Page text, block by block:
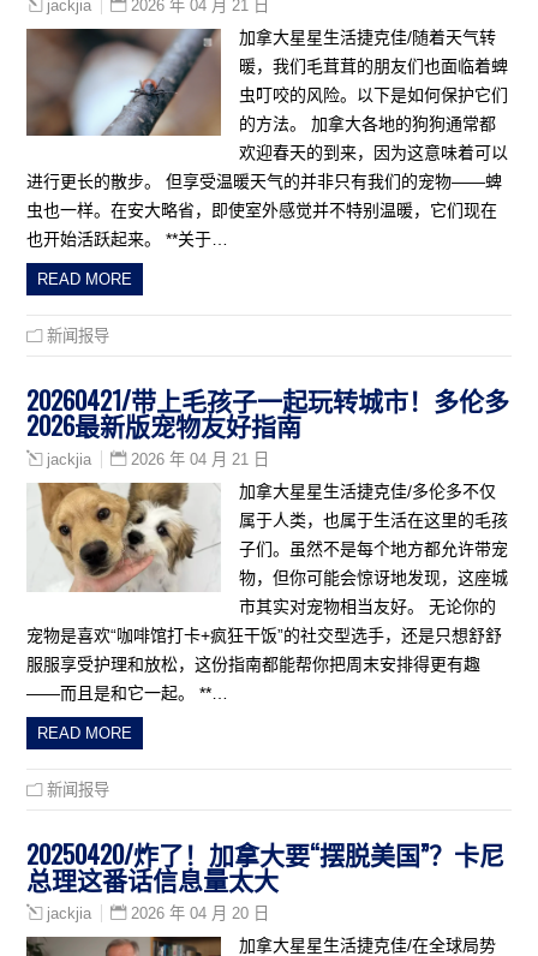
jackjia 2026 年 04 月 21 日
加拿大星星生活捷克佳/随着天气转
暖，我们毛茸茸的朋友们也面临着蜱
虫叮咬的风险。以下是如何保护它们
的方法。 加拿大各地的狗狗通常都
欢迎春天的到来，因为这意味着可以
进行更长的散步。 但享受温暖天气的并非只有我们的宠物——蜱
虫也一样。在安大略省，即使室外感觉并不特别温暖，它们现在
也开始活跃起来。 **关于…
READ MORE
新闻报导
20260421/带上毛孩子一起玩转城市！多伦多
2026最新版宠物友好指南
jackjia 2026 年 04 月 21 日
加拿大星星生活捷克佳/多伦多不仅
属于人类，也属于生活在这里的毛孩
子们。虽然不是每个地方都允许带宠
物，但你可能会惊讶地发现，这座城
市其实对宠物相当友好。 无论你的
宠物是喜欢“咖啡馆打卡+疯狂干饭”的社交型选手，还是只想舒舒
服服享受护理和放松，这份指南都能帮你把周末安排得更有趣
——而且是和它一起。 **…
READ MORE
新闻报导
20250420/炸了！加拿大要“摆脱美国”？卡尼
总理这番话信息量太大
jackjia 2026 年 04 月 20 日
加拿大星星生活捷克佳/在全球局势